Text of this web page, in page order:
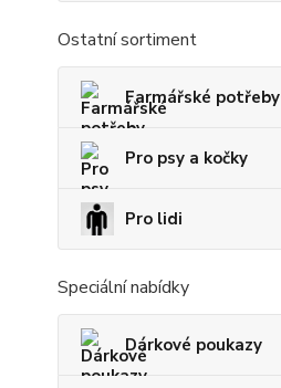
Ostatní sortiment
Farmářské potřeby
Pro psy a kočky
Pro lidi
Speciální nabídky
Dárkové poukazy